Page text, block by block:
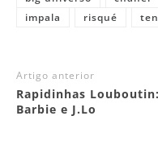
impala
risqué
Artigo anterior
Rapidinhas Louboutin:
Barbie e J.Lo